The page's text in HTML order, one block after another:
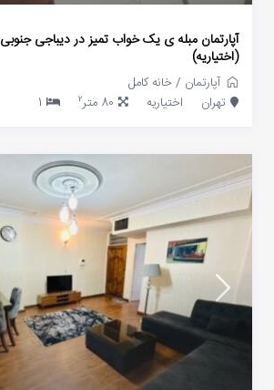
آپارتمان مبله ی یک خواب تمیز در دیباجی جنوبی
(اختیاریه)
آپارتمان /خانه کامل
تهران
اختیاریه 80 متر 2
1